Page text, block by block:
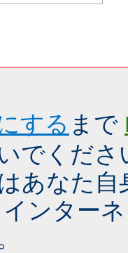
する まで
でくださ
あなた
ンター